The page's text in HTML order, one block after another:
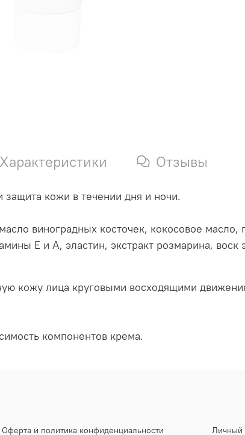
Характеристики Отзывы
кожи в течении дня и ночи.
виноградных косточек, кокосовое
Е и А, эластин, экстракт розмарина,
кожу лица круговыми восходящими
компонентов крема.
Оферта и политика конфиденциальности Личный